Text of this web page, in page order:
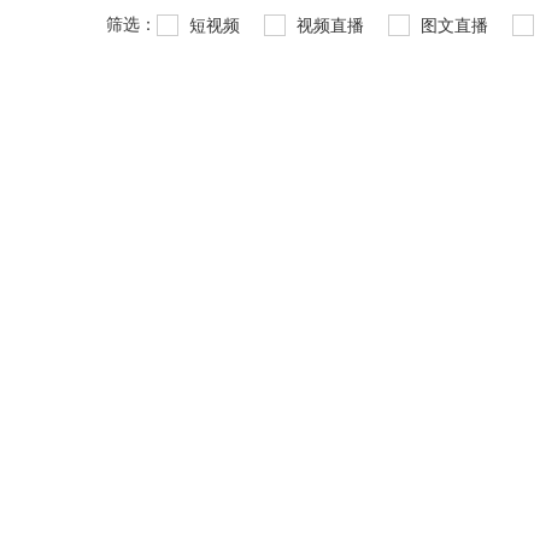
筛选： 短视频 视频直播 图文直播